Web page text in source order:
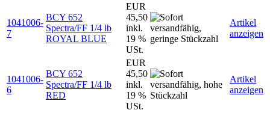
1041006-
7
BCY 652
Spectra/FF 1/4 lb
ROYAL BLUE
EUR
45,50
inkl.
19 %
USt.
Artikel
anzeigen
1041006-
6
BCY 652
Spectra/FF 1/4 lb
RED
EUR
45,50
inkl.
19 %
USt.
Artikel
anzeigen